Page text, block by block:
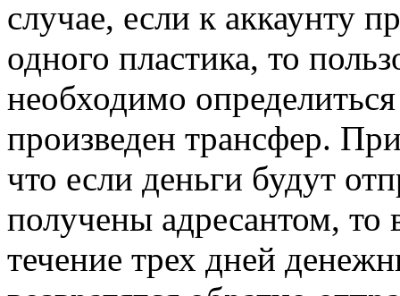
случае, если к аккаунту
одного пластика, то
необходимо
произведен трансфер.
что если деньги будут
получены адресантом, то
течение трех дней